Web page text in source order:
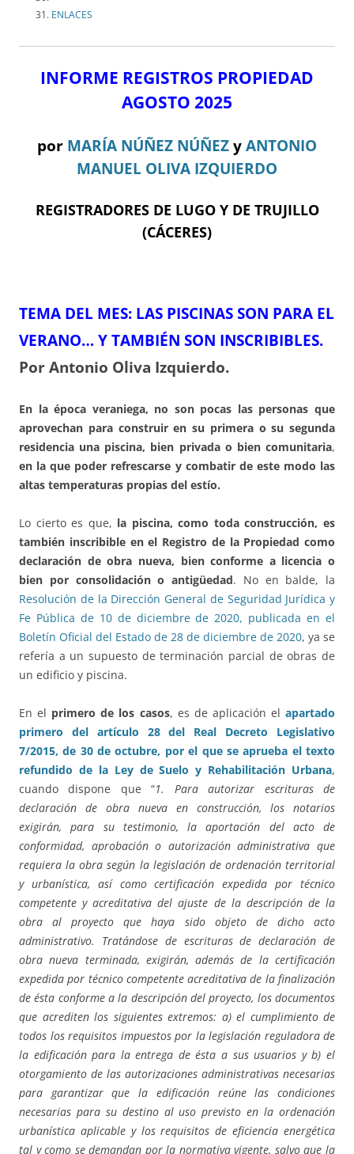
ENLACES
INFORME REGISTROS PROPIEDAD
AGOSTO 2025
por MARÍA NÚÑEZ NÚÑEZ y ANTONIO
MANUEL OLIVA IZQUIERDO
REGISTRADORES DE LUGO Y DE TRUJILLO
(CÁCERES)
TEMA DEL MES: LAS PISCINAS SON PARA EL
VERANO… Y TAMBIÉN SON INSCRIBIBLES.
Por Antonio Oliva Izquierdo.
En la época veraniega, no son pocas las personas que
aprovechan para construir en su primera o su segunda
residencia una piscina, bien privada o bien comunitaria,
en la que poder refrescarse y combatir de este modo las
altas temperaturas propias del estío.
Lo cierto es que, la piscina, como toda construcción, es
también inscribible en el Registro de la Propiedad como
declaración de obra nueva, bien conforme a licencia o
bien por consolidación o antigüedad. No en balde, la
Resolución de la Dirección General de Seguridad Jurídica y
Fe Pública de 10 de diciembre de 2020, publicada en el
Boletín Oficial del Estado de 28 de diciembre de 2020, ya se
refería a un supuesto de terminación parcial de obras de
un edificio y piscina.
En el primero de los casos, es de aplicación elapartado
primero del artículo 28 del Real Decreto Legislativo
7/2015, de 30 de octubre, por el que se aprueba el texto
refundido de la Ley de Suelo y Rehabilitación Urbana,
cuando dispone que “1. Para autorizar escrituras de
declaración de obra nueva en construcción, los notarios
exigirán, para su testimonio, la aportación del acto de
conformidad, aprobación o autorización administrativa que
requiera la obra según la legislación de ordenación territorial
y urbanística, así como certificación expedida por técnico
competente y acreditativa del ajuste de la descripción de la
obra al proyecto que haya sido objeto de dicho acto
administrativo. Tratándose de escrituras de declaración de
obra nueva terminada, exigirán, además de la certificación
expedida por técnico competente acreditativa de la finalización
de ésta conforme a la descripción del proyecto, los documentos
que acrediten los siguientes extremos: a) el cumplimiento de
todos los requisitos impuestos por la legislación reguladora de
la edificación para la entrega de ésta a sus usuarios y b) el
otorgamiento de las autorizaciones administrativas necesarias
para garantizar que la edificación reúne las condiciones
necesarias para su destino al uso previsto en la ordenación
urbanística aplicable y los requisitos de eficiencia energética
tal y como se demandan por la normativa vigente, salvo que la